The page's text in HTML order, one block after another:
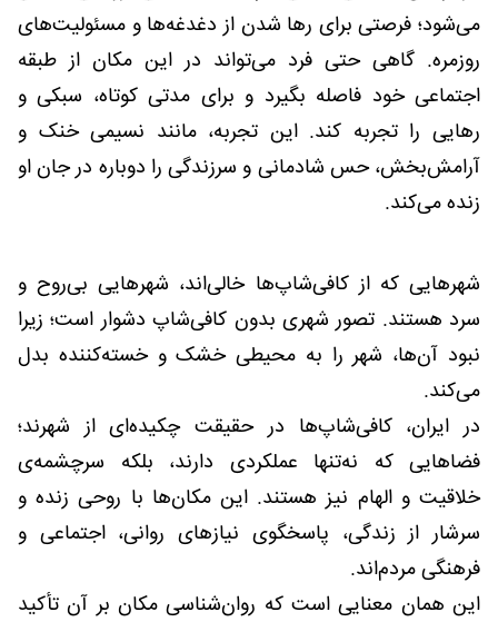
می‌شود؛ فرصتی برای رها شدن از دغدغه‌ها و مسئولیت‌های
روزمره. گاهی حتی فرد می‌تواند در این مکان از طبقه
اجتماعی خود فاصله بگیرد و برای مدتی کوتاه، سبکی و
رهایی را تجربه کند. این تجربه، مانند نسیمی خنک و
آرامش‌بخش، حس شادمانی و سرزندگی را دوباره در جان او
زنده می‌کند.
شهرهایی که از کافی‌شاپ‌ها خالی‌اند، شهرهایی بی‌روح و
سرد هستند. تصور شهری بدون کافی‌شاپ دشوار است؛ زیرا
نبود آن‌ها، شهر را به محیطی خشک و خسته‌کننده بدل
می‌کند.
در ایران، کافی‌شاپ‌ها در حقیقت چکیده‌ای از شهرند؛
فضاهایی که نه‌تنها عملکردی دارند، بلکه سرچشمه‌ی
خلاقیت و الهام نیز هستند. این مکان‌ها با روحی زنده و
سرشار از زندگی، پاسخگوی نیازهای روانی، اجتماعی و
فرهنگی مردم‌اند.
این همان معنایی است که روان‌شناسی مکان بر آن تأکید